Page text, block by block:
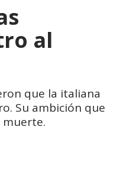
al
que la italiana
Su ambición que
muerte.